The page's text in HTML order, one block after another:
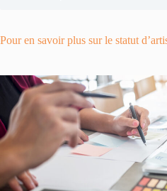
Pour en savoir plus sur le statut